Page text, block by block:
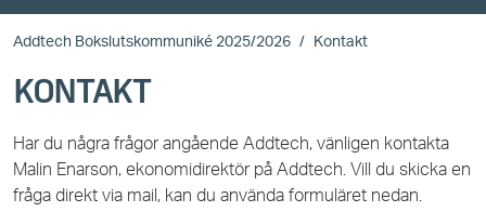
Addtech Bokslutskommuniké 2025/2026 Kontakt
KONTAKT
Har du några frågor angående Addtech, vänligen kontakta
Malin Enarson, ekonomidirektör på Addtech. Vill du skicka en
fråga direkt via mail, kan du använda formuläret nedan.